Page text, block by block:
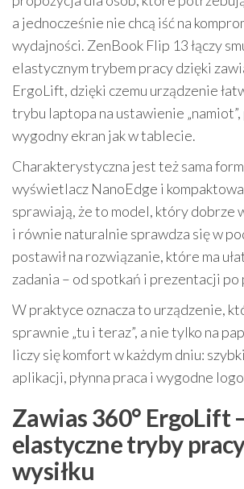
a jednocześnie nie chcą iść na
wydajności. ZenBook Flip 13 łączy
elastycznym trybem pracy dzięki
ErgoLift, dzięki czemu urządzenie
trybu laptopa na ustawienie
wygodny ekran jak w tablecie.
Charakterystyczna jest też sama
wyświetlacz NanoEdge i
sprawiają, że to model, który dobrze
i równie naturalnie sprawdza się w
postawił na rozwiązanie, które ma
zadania – od spotkań i prezentacji po
W praktyce oznacza to urządzenie,
sprawnie „tu i teraz”, a nie tylko na
liczy się komfort w każdym dniu:
aplikacji, płynna praca i wygodne
Zawias 360° ErgoLift
elastyczne tryby
wysiłku